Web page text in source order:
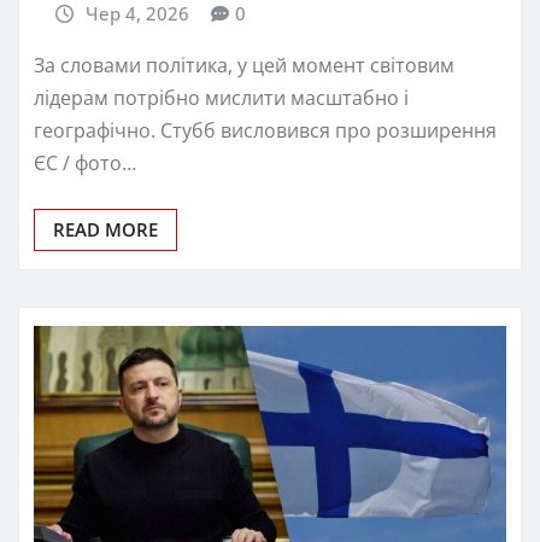
Чер 4, 2026 0
За словами політика, у цей момент світовим
лідерам потрібно мислити масштабно і
географічно. Стубб висловився про розширення
ЄС / фото…
READ MORE